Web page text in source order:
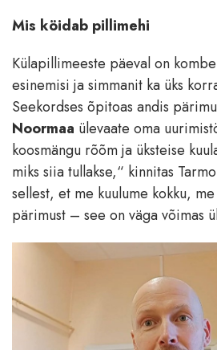
Mis köidab pillimehi
Külapillimeeste päeval on
esinemisi ja simmanit ka üks
Seekordses õpitoas andis
Noormaa ülevaate oma
koosmängu rõõm ja üksteise
miks siia tullakse,“ kinnitas
sellest, et me kuulume kokku,
pärimust – see on väga võimas